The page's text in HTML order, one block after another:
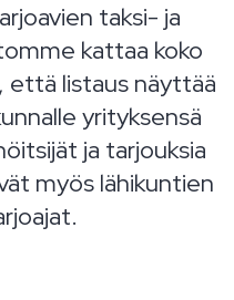
taksi- ja
kattaa koko
että listaus näyttää
yrityksensä
ja tarjouksia
myös lähikuntien